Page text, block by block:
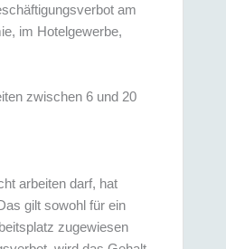
am
im Hotelgewerbe,
zwischen 6 und 20
arbeiten darf, hat
gilt sowohl für ein
zugewiesen